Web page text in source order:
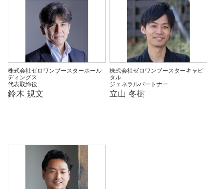
株式会社ゼロワンブースターホール
ディングス
代表取締役
鈴木 規文
株式会社ゼロワンブースターキャピ
タル
ジェネラルパートナー
立山 冬樹